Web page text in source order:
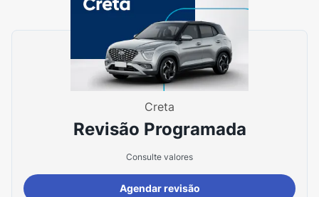
Creta
Revisão Programada
Consulte valores
Agendar revisão